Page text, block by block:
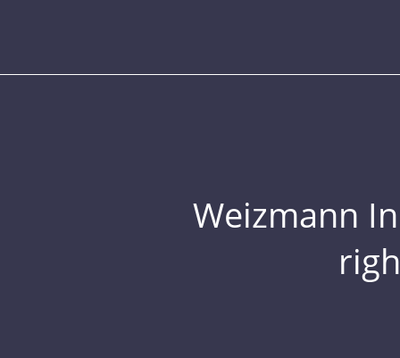
Weizmann